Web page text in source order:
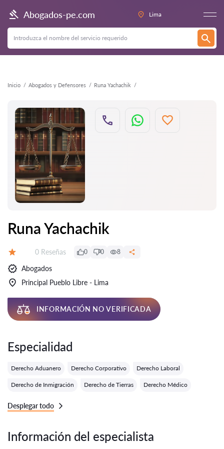
Abogados-pe.com Lima
Inicio Abogados y Defensores Runa Yachachik
Atrás
Runa Yachachik
Número de reseñas:
0 Reseñas 0 0 8
Abogados
Principal Pueblo Libre - Lima
INFORMACIÓN NO VERIFICADA
Especialidad
Derecho Aduanero Derecho Corporativo Derecho Laboral
Derecho de Inmigración Derecho de Tierras Derecho Médico
Desplegar todo
Información del especialista